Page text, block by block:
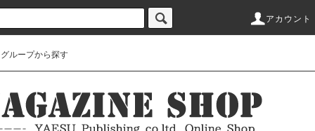
アカウント
グループから探す